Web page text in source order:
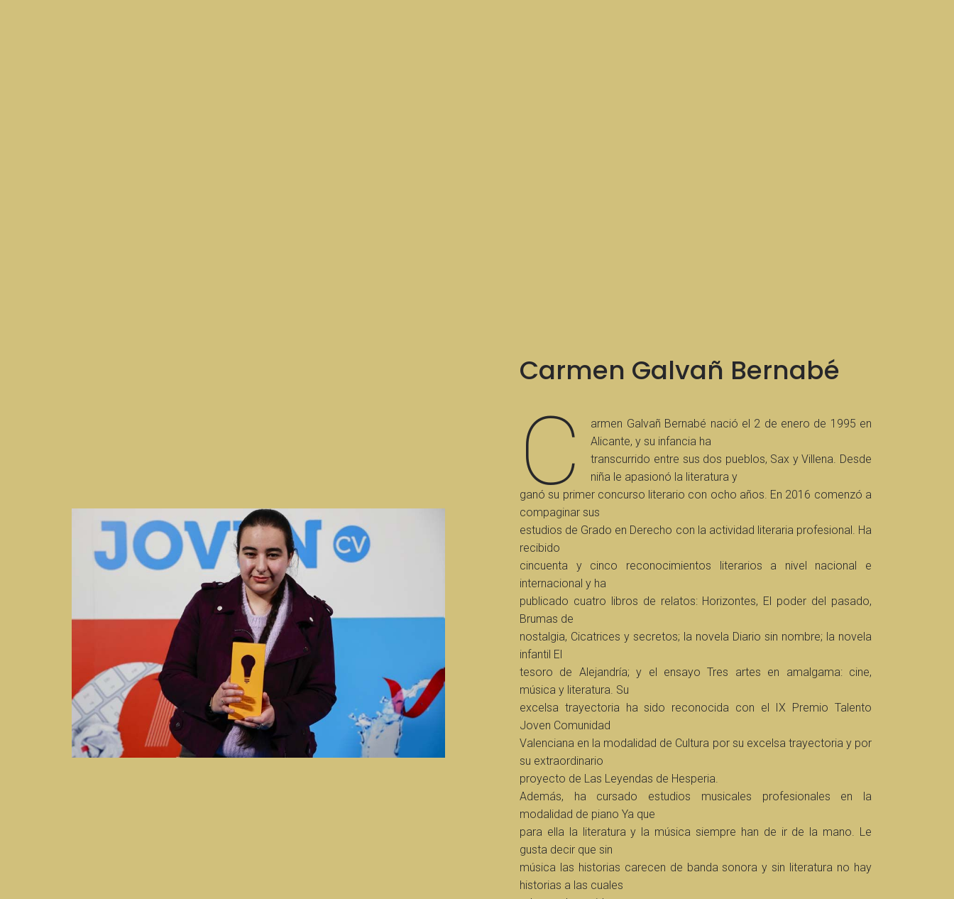
Carmen Galvañ Bernabé
C
armen Galvañ Bernabé nació el 2 de enero de 1995 en
Alicante, y su infancia ha
transcurrido entre sus dos pueblos, Sax y Villena. Desde
niña le apasionó la literatura y
ganó su primer concurso literario con ocho años. En 2016 comenzó a
compaginar sus
estudios de Grado en Derecho con la actividad literaria profesional. Ha
recibido
cincuenta y cinco reconocimientos literarios a nivel nacional e
internacional y ha
publicado cuatro libros de relatos: Horizontes, El poder del pasado,
Brumas de
nostalgia, Cicatrices y secretos; la novela Diario sin nombre; la novela
infantil El
tesoro de Alejandría; y el ensayo Tres artes en amalgama: cine,
música y literatura. Su
excelsa trayectoria ha sido reconocida con el IX Premio Talento
Joven Comunidad
Valenciana en la modalidad de Cultura por su excelsa trayectoria y por
su extraordinario
proyecto de Las Leyendas de Hesperia.
Además, ha cursado estudios musicales profesionales en la
modalidad de piano Ya que
para ella la literatura y la música siempre han de ir de la mano. Le
gusta decir que sin
música las historias carecen de banda sonora y sin literatura no hay
historias a las cuales